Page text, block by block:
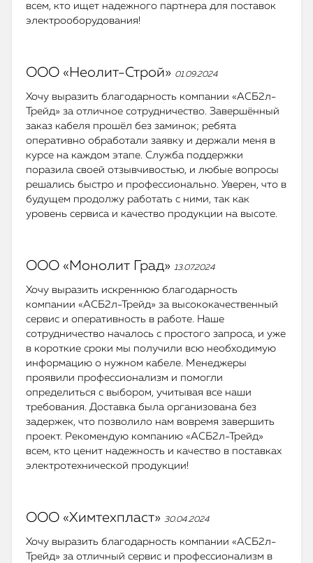
всем, кто ищет надежного партнера для поставок
электрооборудования!
ООО «Неолит-Строй» 01.09.2024
Хочу выразить благодарность компании «АСБ2л-
Трейд» за отличное сотрудничество. Завершённый
заказ кабеля прошёл без заминок; ребята
оперативно обработали заявку и держали меня в
курсе на каждом этапе. Служба поддержки
поразила своей отзывчивостью, и любые вопросы
решались быстро и профессионально. Уверен, что в
будущем продолжу работать с ними, так как
уровень сервиса и качество продукции на высоте.
ООО «Монолит Град» 13.07.2024
Хочу выразить искреннюю благодарность
компании «АСБ2л-Трейд» за высококачественный
сервис и оперативность в работе. Наше
сотрудничество началось с простого запроса, и уже
в короткие сроки мы получили всю необходимую
информацию о нужном кабеле. Менеджеры
проявили профессионализм и помогли
определиться с выбором, учитывая все наши
требования. Доставка была организована без
задержек, что позволило нам вовремя завершить
проект. Рекомендую компанию «АСБ2л-Трейд»
всем, кто ценит надежность и качество в поставках
электротехнической продукции!
ООО «Химтехпласт» 30.04.2024
Хочу выразить благодарность компании «АСБ2л-
Трейд» за отличный сервис и профессионализм в